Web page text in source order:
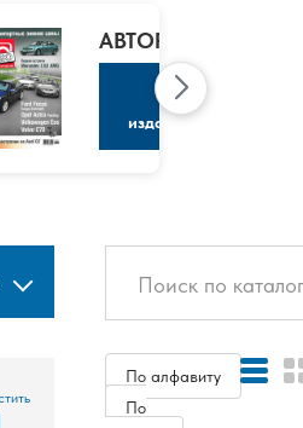
АВТОРЕВЮ
К
изданию
По алфавиту
По